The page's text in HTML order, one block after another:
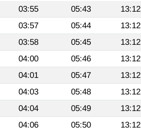
03:55 05:43 13:12
03:57 05:44 13:12
03:58 05:45 13:12
04:00 05:46 13:12
04:01 05:47 13:12
04:03 05:48 13:12
04:04 05:49 13:12
04:06 05:50 13:12